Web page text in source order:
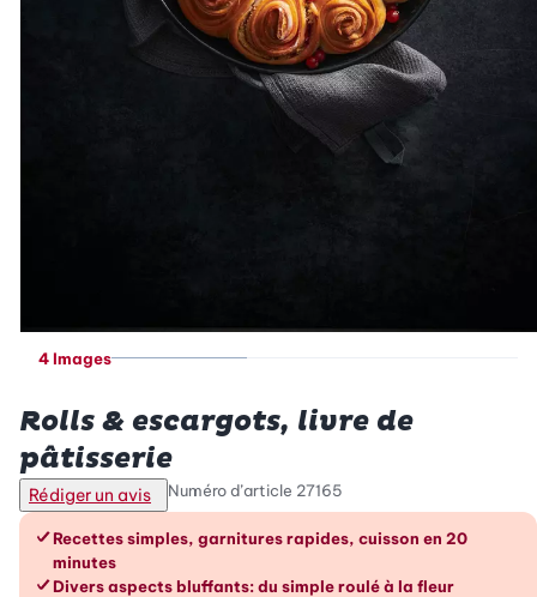
4 Images
Rolls & escargots, livre de
pâtisserie
Rédiger un avis Numéro d’article 27165
Les avantages en un coup d’œil
Recettes simples, garnitures rapides, cuisson en 20
minutes
Divers aspects bluffants: du simple roulé à la fleur